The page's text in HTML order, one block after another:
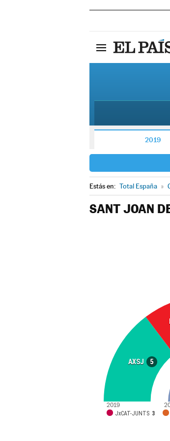
2019
Estás en: Total España »
SANT JOAN
AXSJ 5
JxCAT-JUNTS 3
2019